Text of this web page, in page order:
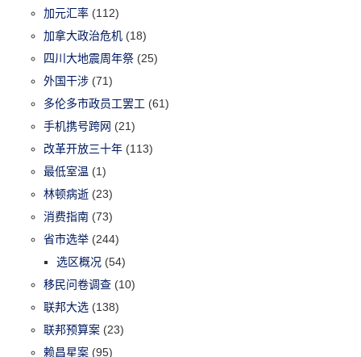
加元汇率 (112)
加拿大政治危机 (18)
四川大地震周年祭 (25)
外国干涉 (71)
多伦多市政员工罢工 (61)
手机携号跨网 (21)
改革开放三十年 (113)
最低室温 (1)
林顿病逝 (23)
消费指南 (73)
省市选举 (244)
选区概况 (54)
移民问卷调查 (10)
联邦大选 (138)
联邦预算案 (23)
赖昌星案 (95)